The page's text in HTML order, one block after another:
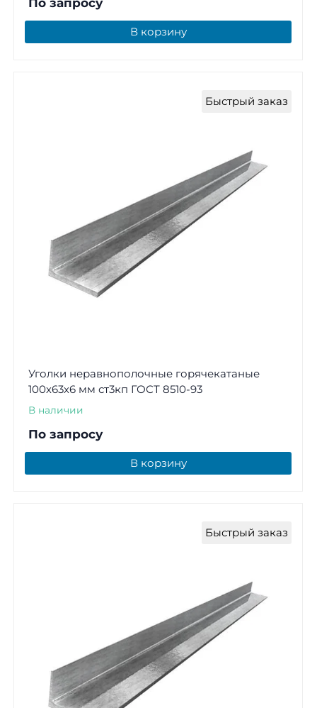
В корзину
Быстрый заказ
Уголки неравнополочные горячекатаные
100х63х6 мм ст3кп ГОСТ 8510-93
В наличии
По запросу
В корзину
Быстрый заказ